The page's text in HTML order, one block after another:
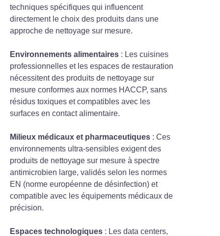
techniques spécifiques qui influencent
directement le choix des produits dans une
approche de nettoyage sur mesure.
Environnements alimentaires : Les cuisines
professionnelles et les espaces de restauration
nécessitent des produits de nettoyage sur
mesure conformes aux normes HACCP, sans
résidus toxiques et compatibles avec les
surfaces en contact alimentaire.
Milieux médicaux et pharmaceutiques : Ces
environnements ultra-sensibles exigent des
produits de nettoyage sur mesure à spectre
antimicrobien large, validés selon les normes
EN (norme européenne de désinfection) et
compatible avec les équipements médicaux de
précision.
Espaces technologiques : Les data centers,